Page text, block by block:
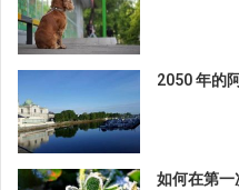
2050 年的
如何在第一